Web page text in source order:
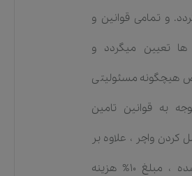
و تمامی قوانین و
تعیین میگردد و
هیچگونه مسئولیتی
به قوانین تامین
واچر ، علاوه بر
هزینه جریمه قید شده ، مبلغ 10% هزینه